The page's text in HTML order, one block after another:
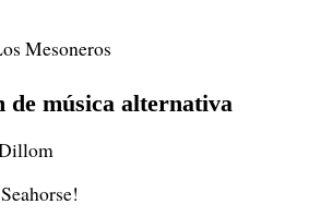
Mesoneros
música alternativa